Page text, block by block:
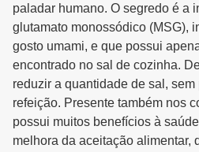
paladar humano. O segredo é a
glutamato monossódico (MSG),
gosto umami, e que possui
encontrado no sal de cozinha.
reduzir a quantidade de sal,
refeição. Presente também nos
possui muitos benefícios à
melhora da aceitação alimentar,